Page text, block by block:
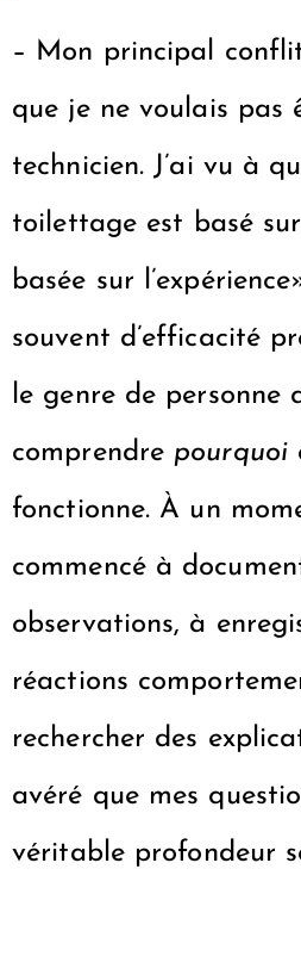
– Mon principal
que je ne voulais pas
technicien. J’ai vu à
toilettage est basé
basée sur
souvent d’efficacité
le genre de personne
comprendre pourquoi
fonctionne. À un
commencé à
observations, à
réactions
rechercher des
avéré que mes
véritable profondeur